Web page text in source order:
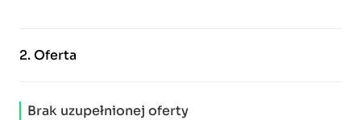
2.Oferta
Brak uzupełnionej oferty